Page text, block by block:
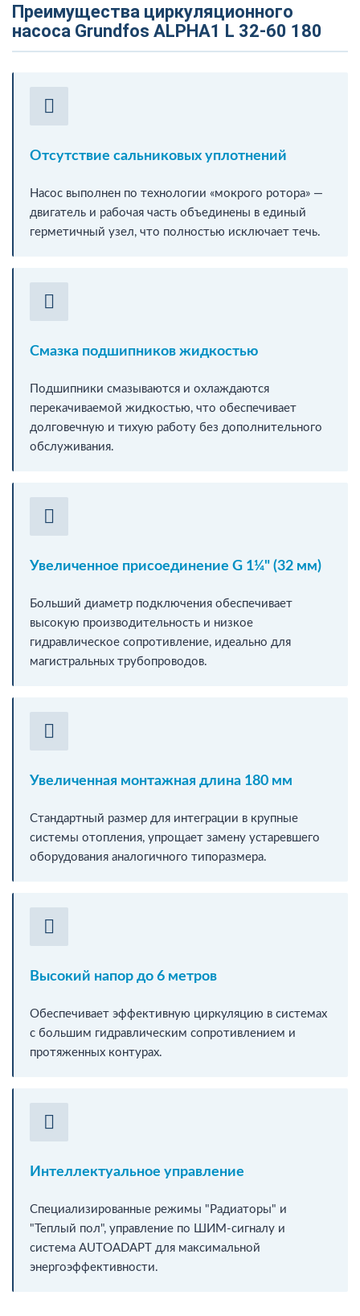
Преимущества циркуляционного
насоса Grundfos ALPHA1 L 32-60 180
Отсутствие сальниковых уплотнений
Насос выполнен по технологии «мокрого ротора» —
двигатель и рабочая часть объединены в единый
герметичный узел, что полностью исключает течь.
Смазка подшипников жидкостью
Подшипники смазываются и охлаждаются
перекачиваемой жидкостью, что обеспечивает
долговечную и тихую работу без дополнительного
обслуживания.
Увеличенное присоединение G 1¼" (32 мм)
Больший диаметр подключения обеспечивает
высокую производительность и низкое
гидравлическое сопротивление, идеально для
магистральных трубопроводов.
Увеличенная монтажная длина 180 мм
Стандартный размер для интеграции в крупные
системы отопления, упрощает замену устаревшего
оборудования аналогичного типоразмера.
Высокий напор до 6 метров
Обеспечивает эффективную циркуляцию в системах
с большим гидравлическим сопротивлением и
протяженных контурах.
Интеллектуальное управление
Специализированные режимы "Радиаторы" и
"Теплый пол", управление по ШИМ-сигналу и
система AUTOADAPT для максимальной
энергоэффективности.